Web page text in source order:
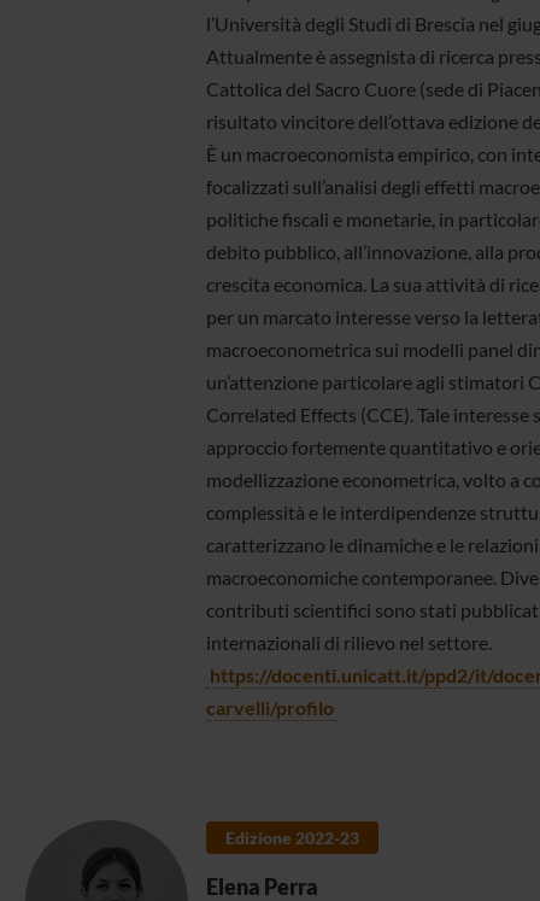
l’Università degli Studi di Brescia nel
Attualmente è assegnista di ricerca
Cattolica del Sacro Cuore (sede di
risultato vincitore dell’ottava edizione
È un macroeconomista empirico, con
focalizzati sull’analisi degli effetti
politiche fiscali e monetarie, in
debito pubblico, all’innovazione, alla
crescita economica. La sua attività di
per un marcato interesse verso la
macroeconometrica sui modelli panel
un’attenzione particolare agli stimatori
Correlated Effects (CCE). Tale interesse
approccio fortemente quantitativo e
modellizzazione econometrica, volto a
complessità e le interdipendenze
caratterizzano le dinamiche e le relazioni
macroeconomiche contemporanee.
contributi scientifici sono stati
internazionali di rilievo nel settore.
https://docenti.unicatt.it/ppd2/it/
carvelli/profilo
Edizione 2022-23
Elena Perra